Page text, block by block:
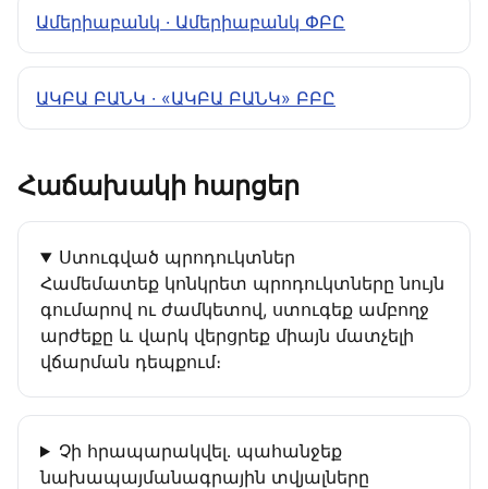
Ամերիաբանկ · Ամերիաբանկ ՓԲԸ
ԱԿԲԱ ԲԱՆԿ · «ԱԿԲԱ ԲԱՆԿ» ԲԲԸ
Հաճախակի հարցեր
Ստուգված պրոդուկտներ
Համեմատեք կոնկրետ պրոդուկտները նույն
գումարով ու ժամկետով, ստուգեք ամբողջ
արժեքը և վարկ վերցրեք միայն մատչելի
վճարման դեպքում։
Չի հրապարակվել․ պահանջեք
նախապայմանագրային տվյալները